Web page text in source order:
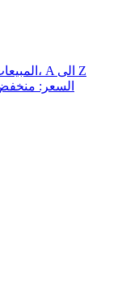
الإسم، A الى Z
السعر: